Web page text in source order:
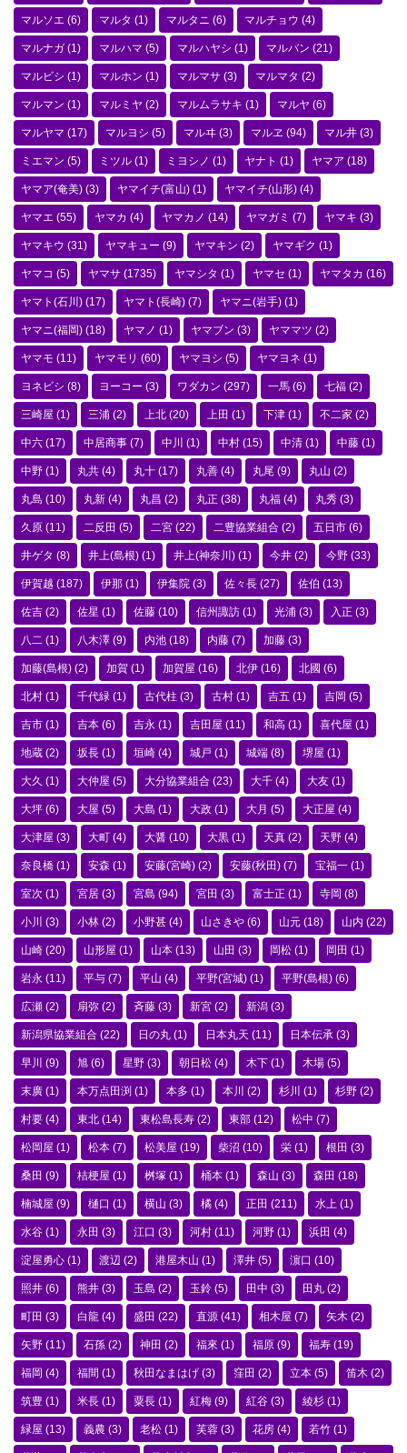
マルソエ (6) マルタ (1) マルタニ (6) マルチョウ (4)
マルナガ (1) マルハマ (5) マルハヤシ (1) マルバン (21)
マルビシ (1) マルホン (1) マルマサ (3) マルマタ (2)
マルマン (1) マルミヤ (2) マルムラサキ (1) マルヤ (6)
マルヤマ (17) マルヨシ (5) マルヰ (3) マルヱ (94) マル井 (3)
ミエマン (5) ミツル (1) ミヨシノ (1) ヤナト (1) ヤマア (18)
ヤマア(奄美) (3) ヤマイチ(富山) (1) ヤマイチ(山形) (4)
ヤマエ (55) ヤマカ (4) ヤマカノ (14) ヤマガミ (7) ヤマキ (3)
ヤマキウ (31) ヤマキュー (9) ヤマキン (2) ヤマギク (1)
ヤマコ (5) ヤマサ (1735) ヤマシタ (1) ヤマセ (1) ヤマタカ (16)
ヤマト(石川) (17) ヤマト(長崎) (7) ヤマニ(岩手) (1)
ヤマニ(福岡) (18) ヤマノ (1) ヤマブン (3) ヤママツ (2)
ヤマモ (11) ヤマモリ (60) ヤマヨシ (5) ヤマヨネ (1)
ヨネビシ (8) ヨーコー (3) ワダカン (297) 一馬 (6) 七福 (2)
三崎屋 (1) 三浦 (2) 上北 (20) 上田 (1) 下津 (1) 不二家 (2)
中六 (17) 中居商事 (7) 中川 (1) 中村 (15) 中清 (1) 中藤 (1)
中野 (1) 丸共 (4) 丸十 (17) 丸善 (4) 丸尾 (9) 丸山 (2)
丸島 (10) 丸新 (4) 丸昌 (2) 丸正 (38) 丸福 (4) 丸秀 (3)
久原 (11) 二反田 (5) 二宮 (22) 二豊協業組合 (2) 五日市 (6)
井ゲタ (8) 井上(島根) (1) 井上(神奈川) (1) 今井 (2) 今野 (33)
伊賀越 (187) 伊那 (1) 伊集院 (3) 佐々長 (27) 佐伯 (13)
佐吉 (2) 佐星 (1) 佐藤 (10) 信州諏訪 (1) 光浦 (3) 入正 (3)
八二 (1) 八木澤 (9) 内池 (18) 内藤 (7) 加藤 (3)
加藤(島根) (2) 加賀 (1) 加賀屋 (16) 北伊 (16) 北國 (6)
北村 (1) 千代緑 (1) 古代柱 (3) 古村 (1) 吉五 (1) 吉岡 (5)
吉市 (1) 吉本 (6) 吉永 (1) 吉田屋 (11) 和高 (1) 喜代屋 (1)
地蔵 (2) 坂長 (1) 垣崎 (4) 城戸 (1) 城端 (8) 堺屋 (1)
大久 (1) 大仲屋 (5) 大分協業組合 (23) 大千 (4) 大友 (1)
大坪 (6) 大屋 (5) 大島 (1) 大政 (1) 大月 (5) 大正屋 (4)
大津屋 (3) 大町 (4) 大醤 (10) 大黒 (1) 天真 (2) 天野 (4)
奈良橋 (1) 安森 (1) 安藤(宮崎) (2) 安藤(秋田) (7) 宝福一 (1)
室次 (1) 宮居 (3) 宮島 (94) 宮田 (3) 富士正 (1) 寺岡 (8)
小川 (3) 小林 (2) 小野甚 (4) 山さきや (6) 山元 (18) 山内 (22)
山崎 (20) 山形屋 (1) 山本 (13) 山田 (3) 岡松 (1) 岡田 (1)
岩永 (11) 平与 (7) 平山 (4) 平野(宮城) (1) 平野(島根) (6)
広瀬 (2) 扇弥 (2) 斉藤 (3) 新宮 (2) 新潟 (3)
新潟県協業組合 (22) 日の丸 (1) 日本丸天 (11) 日本伝承 (3)
早川 (9) 旭 (6) 星野 (3) 朝日松 (4) 木下 (1) 木場 (5)
末廣 (1) 本万点田渕 (1) 本多 (1) 本川 (2) 杉川 (1) 杉野 (2)
村要 (4) 東北 (14) 東松島長寿 (2) 東部 (12) 松中 (7)
松岡屋 (1) 松本 (7) 松美屋 (19) 柴沼 (10) 栄 (1) 根田 (3)
桑田 (9) 桔梗屋 (1) 桝塚 (1) 桶本 (1) 森山 (3) 森田 (18)
楠城屋 (9) 樋口 (1) 横山 (3) 橘 (4) 正田 (211) 水上 (1)
水谷 (1) 永田 (3) 江口 (3) 河村 (11) 河野 (1) 浜田 (4)
淀屋勇心 (1) 渡辺 (2) 港屋木山 (1) 澤井 (5) 濵口 (10)
照井 (6) 熊井 (3) 玉島 (2) 玉鈴 (5) 田中 (3) 田丸 (2)
町田 (3) 白龍 (4) 盛田 (22) 直源 (41) 相木屋 (7) 矢木 (2)
矢野 (11) 石孫 (2) 神田 (2) 福來 (1) 福原 (9) 福寿 (19)
福岡 (4) 福間 (1) 秋田なまはげ (3) 窪田 (2) 立本 (5) 笛木 (2)
筑豊 (1) 米長 (1) 粟長 (1) 紅梅 (9) 紅谷 (3) 綾杉 (1)
緑屋 (13) 義農 (3) 老松 (1) 芙蓉 (3) 花房 (4) 若竹 (1)